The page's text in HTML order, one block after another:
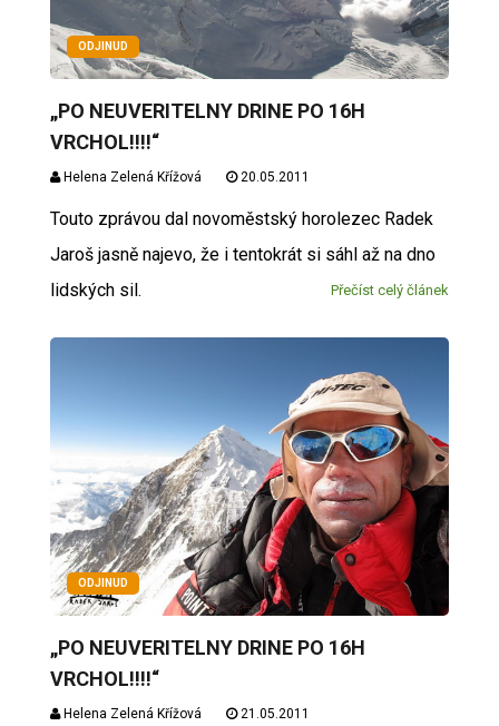
ODJINUD
„PO NEUVERITELNY DRINE PO 16H
VRCHOL!!!!“
Helena Zelená Křížová 20.05.2011
Touto zprávou dal novoměstský horolezec Radek
Jaroš jasně najevo, že i tentokrát si sáhl až na dno
lidských sil.
Přečíst celý článek
ODJINUD
„PO NEUVERITELNY DRINE PO 16H
VRCHOL!!!!“
Helena Zelená Křížová 21.05.2011